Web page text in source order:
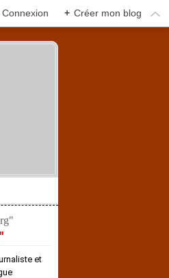
Connexion + Créer mon blog
et